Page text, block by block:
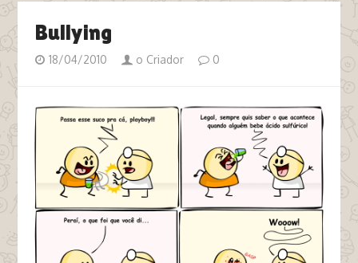
Bullying
18/04/2010 o Criador 0